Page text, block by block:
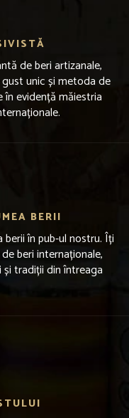
de beri artizanale,
unic și metoda de
evidență măiestria
BERII
în pub-ul nostru. Îți
beri internaționale,
tradiții din întreaga